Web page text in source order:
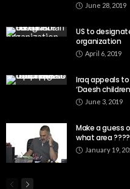
June 28, 2019
US to
organization
April 6, 2019
Iraq appeals
‘Daesh
June 3, 2019
Make a guess
what area ????
January 19,